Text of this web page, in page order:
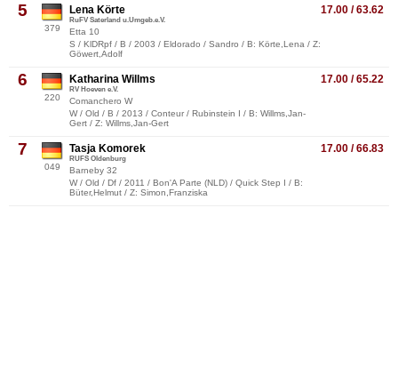
5
379
17.00 / 63.62
Lena Körte
RuFV Saterland u.Umgeb.e.V.
Etta 10
S / KlDRpf / B / 2003 / Eldorado / Sandro / B: Körte,Lena / Z:
Göwert,Adolf
6
220
17.00 / 65.22
Katharina Willms
RV Hoeven e.V.
Comanchero W
W / Old / B / 2013 / Conteur / Rubinstein I / B: Willms,Jan-
Gert / Z: Willms,Jan-Gert
7
049
17.00 / 66.83
Tasja Komorek
RUFS Oldenburg
Barneby 32
W / Old / Df / 2011 / Bon'A Parte (NLD) / Quick Step I / B:
Büter,Helmut / Z: Simon,Franziska